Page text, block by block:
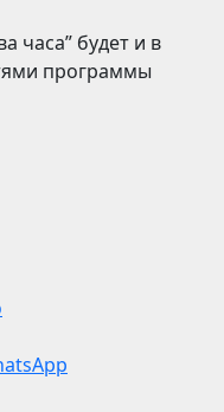
часа” будет и в
программы